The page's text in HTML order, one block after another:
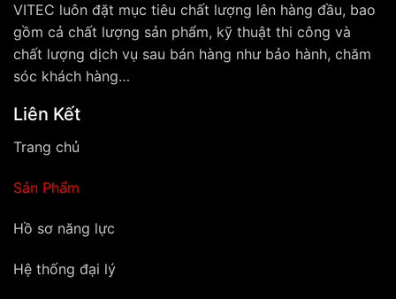
VITEC luôn đặt mục tiêu chất lượng lên hàng đầu, bao
gồm cả chất lượng sản phẩm, kỹ thuật thi công và
chất lượng dịch vụ sau bán hàng như bảo hành, chăm
sóc khách hàng…
Liên Kết
Trang chủ
Sản Phẩm
Hồ sơ năng lực
Hệ thống đại lý